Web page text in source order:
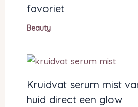
favoriet
Beauty
Kruidvat serum mist
huid direct een glow